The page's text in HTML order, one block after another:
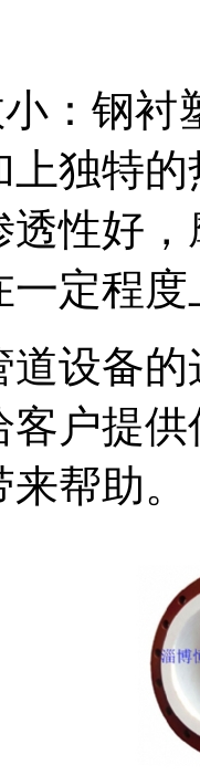
钢衬
独特
透性好
一定程
备的
户提
帮助。